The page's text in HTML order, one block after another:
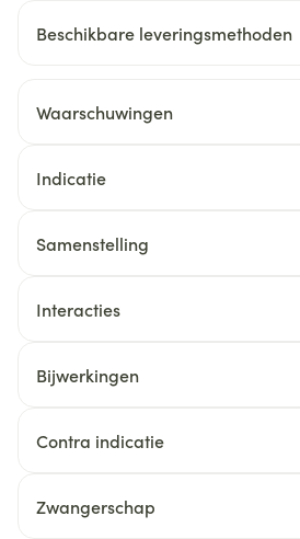
Beschikbare leveringsmethoden
Waarschuwingen
Indicatie
Samenstelling
Interacties
Bijwerkingen
Contra indicatie
Zwangerschap